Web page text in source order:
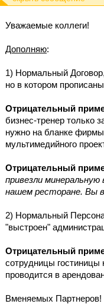
Уважаемые коллеги!
Дополняю:
1) Нормальный
но в котором
Отрицательный
бизнес-тренер только
нужно на бланке фирмы
мультимедийного
Отрицательный
привезли
нашем ресторане. Вы
2) Нормальный
"выстроен"
Отрицательный
сотрудницы гостиницы
проводится в
Вменяемых Партнеров!